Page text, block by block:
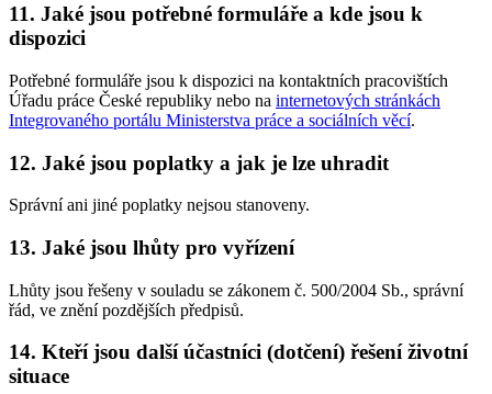
11. Jaké jsou potřebné formuláře a kde jsou k
dispozici
Potřebné formuláře jsou k dispozici na kontaktních pracovištích
Úřadu práce České republiky nebo na internetových stránkách
Integrovaného portálu Ministerstva práce a sociálních věcí.
12. Jaké jsou poplatky a jak je lze uhradit
Správní ani jiné poplatky nejsou stanoveny.
13. Jaké jsou lhůty pro vyřízení
Lhůty jsou řešeny v souladu se zákonem č. 500/2004 Sb., správní
řád, ve znění pozdějších předpisů.
14. Kteří jsou další účastníci (dotčení) řešení životní
situace